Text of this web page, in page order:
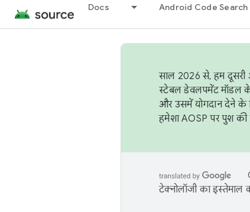
Docs Android Code Search
साल 2026 से, हम दूसरी
स्टेबल डेवलपमेंट मॉडल
और उसमें योगदान देने के
हमेशा AOSP पर पुश
टेक्नोलॉजी का इस्तेमाल